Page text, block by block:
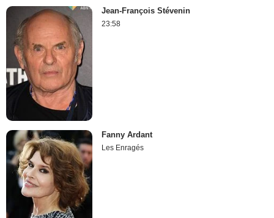
Jean-François Stévenin
23:58
Fanny Ardant
Les Enragés